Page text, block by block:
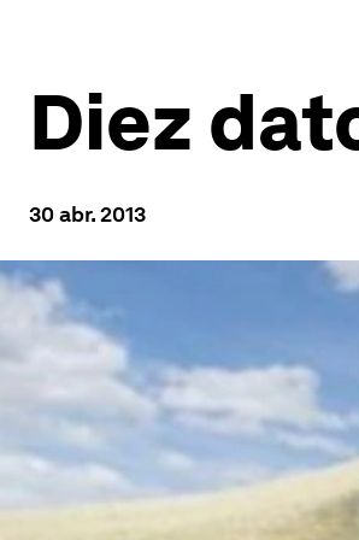
Diez
30 abr. 2013